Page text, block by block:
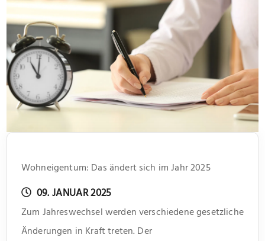
Wohneigentum: Das ändert sich im Jahr 2025
09. JANUAR 2025
Zum Jahreswechsel werden verschiedene gesetzliche
Änderungen in Kraft treten. Der